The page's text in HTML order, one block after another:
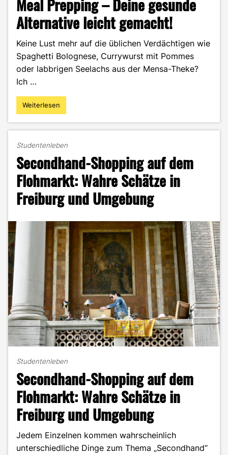
Alternative leicht gemacht!
Keine Lust mehr auf die üblichen Verdächtigen wie
Spaghetti Bolognese, Currywurst mit Pommes
oder labbrigen Seelachs aus der Mensa-Theke?
Ich …
"Meal
Prepping
gesunde
Alternative
leicht
gemacht!"
Weiterlesen
Studentenleben
Secondhand-Shopping auf dem
Flohmarkt: Wahre Schätze in
Freiburg und Umgebung
Studentenleben
Secondhand-Shopping auf dem
Flohmarkt: Wahre Schätze in
Freiburg und Umgebung
Jedem Einzelnen kommen wahrscheinlich
unterschiedliche Dinge zum Thema „Secondhand“